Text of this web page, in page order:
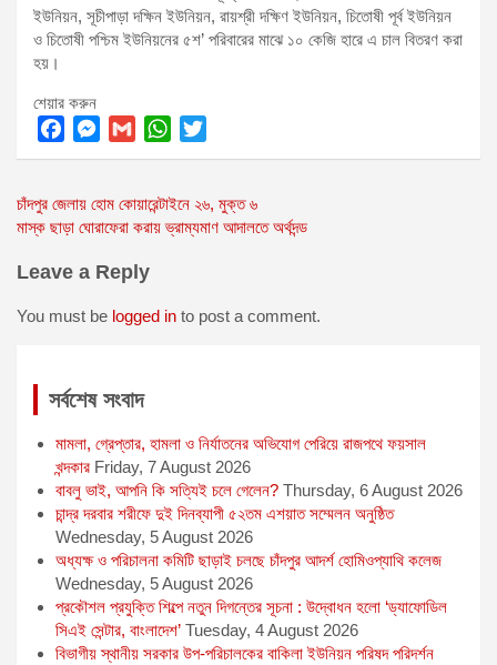
ইউনিয়ন, সূচীপাড়া দক্ষিন ইউনিয়ন, রায়শ্রী দক্ষিণ ইউনিয়ন, চিতোষী পূর্ব ইউনিয়ন
ও চিতোষী পশ্চিম ইউনিয়নের ৫শ’ পরিবারের মাঝে ১০ কেজি হারে এ চাল বিতরণ করা
হয়।
শেয়ার করুন
F
c
e
o
M
s
s
g
G
a
i
W
a
t
A
p
T
i
t
r
Post
navigation
চাঁদপুর জেলায় হোম কোয়ারেন্টাইনে ২৬, মুক্ত ৬
মাস্ক ছাড়া ঘোরাফেরা করায় ভ্রাম্যমাণ আদালতে অর্থদন্ড
Leave a Reply
You must be logged in to post a comment.
সর্বশেষ সংবাদ
মামলা, গ্রেপ্তার, হামলা ও নির্যাতনের অভিযোগ পেরিয়ে রাজপথে ফয়সাল
খন্দকার Friday, 7 August 2026
বাবলু ভাই, আপনি কি সত্যিই চলে গেলেন? Thursday, 6 August 2026
চান্দ্র দরবার শরীফে দুই দিনব্যাপী ৫২তম এশয়াত সম্মেলন অনুষ্ঠিত
Wednesday, 5 August 2026
অধ্যক্ষ ও পরিচালনা কমিটি ছাড়াই চলছে চাঁদপুর আদর্শ হোমিওপ্যাথি কলেজ
Wednesday, 5 August 2026
প্রকৌশল প্রযুক্তি শিল্পে নতুন দিগন্তের সূচনা : উদ্বোধন হলো ‘ড্যাফোডিল
সিএই সেন্টার, বাংলাদেশ’ Tuesday, 4 August 2026
বিভাগীয় স্থানীয় সরকার উপ-পরিচালকের বাকিলা ইউনিয়ন পরিষদ পরিদর্শন